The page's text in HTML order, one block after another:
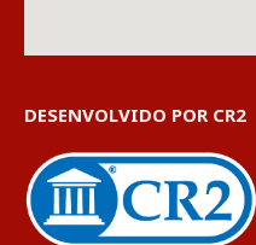
DESENVOLVIDO POR CR2